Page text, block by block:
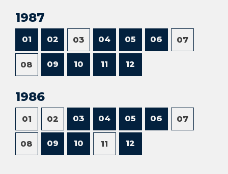
1987
01 02 03 04 05 06 07
08 09 10 11 12
1986
01 02 03 04 05 06 07
08 09 10 11 12